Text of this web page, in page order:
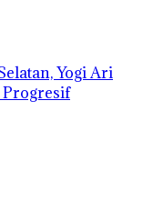
Yogi Ari